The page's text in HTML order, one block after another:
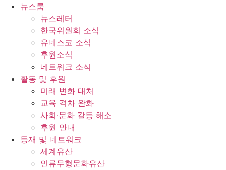
뉴스룸
뉴스레터
한국위원회 소식
유네스코 소식
후원소식
네트워크 소식
활동 및 후원
미래 변화 대처
교육 격차 완화
사회∙문화 갈등 해소
후원 안내
등재 및 네트워크
세계유산
인류무형문화유산